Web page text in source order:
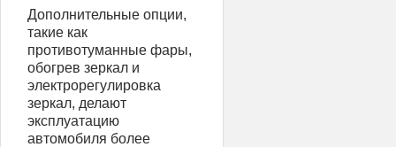
Дополнительные опции,
такие как
противотуманные фары,
обогрев зеркал и
электрорегулировка
зеркал, делают
эксплуатацию
автомобиля более